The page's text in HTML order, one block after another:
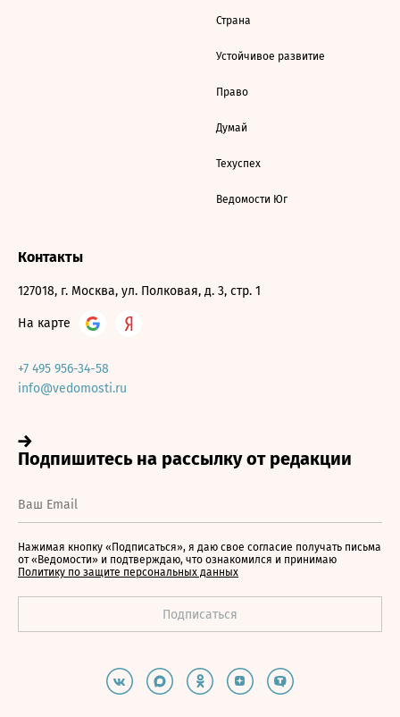
Страна
Устойчивое развитие
Право
Думай
Техуспех
Ведомости Юг
Контакты
127018, г. Москва, ул. Полковая, д. 3, стр. 1
На карте
+7 495 956-34-58
info@vedomosti.ru
Нажимая кнопку «Подписаться», я даю свое согласие получать письма
от «Ведомости» и подтверждаю, что ознакомился и принимаю
Политику по защите персональных данных